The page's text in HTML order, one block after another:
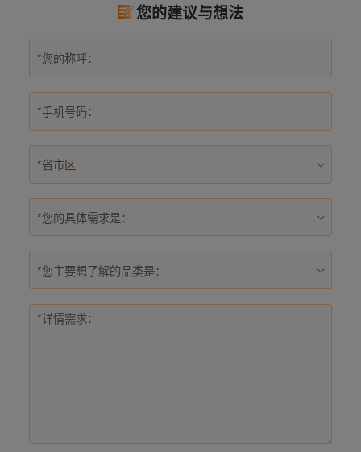
您的建议与想法
*您的具体需求是：
*您主要想了解的品类是：